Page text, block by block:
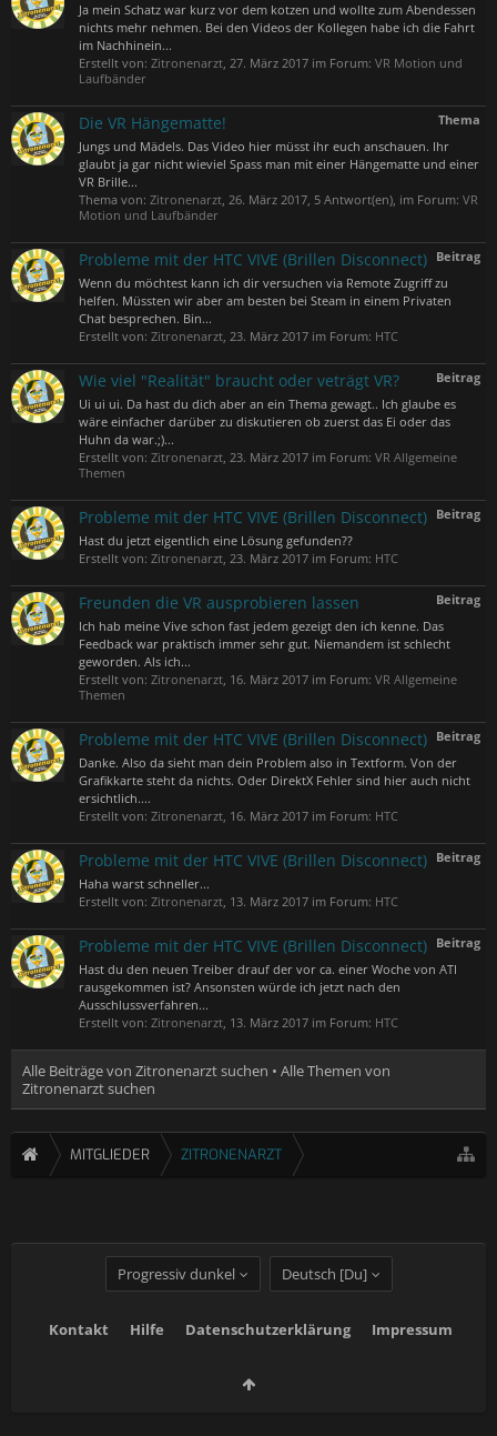
Ja mein Schatz war kurz vor dem kotzen und wollte zum Abendessen
nichts mehr nehmen. Bei den Videos der Kollegen habe ich die Fahrt
im Nachhinein...
Erstellt von: Zitronenarzt, 27. März 2017 im Forum: VR Motion und
Laufbänder
Thema
Die VR Hängematte!
Jungs und Mädels. Das Video hier müsst ihr euch anschauen. Ihr
glaubt ja gar nicht wieviel Spass man mit einer Hängematte und einer
VR Brille...
Thema von: Zitronenarzt, 26. März 2017, 5 Antwort(en), im Forum: VR
Motion und Laufbänder
Beitrag
Probleme mit der HTC VIVE (Brillen Disconnect)
Wenn du möchtest kann ich dir versuchen via Remote Zugriff zu
helfen. Müssten wir aber am besten bei Steam in einem Privaten
Chat besprechen. Bin...
Erstellt von: Zitronenarzt, 23. März 2017 im Forum: HTC
Beitrag
Wie viel "Realität" braucht oder veträgt VR?
Ui ui ui. Da hast du dich aber an ein Thema gewagt.. Ich glaube es
wäre einfacher darüber zu diskutieren ob zuerst das Ei oder das
Huhn da war.;)...
Erstellt von: Zitronenarzt, 23. März 2017 im Forum: VR Allgemeine
Themen
Beitrag
Probleme mit der HTC VIVE (Brillen Disconnect)
Hast du jetzt eigentlich eine Lösung gefunden??
Erstellt von: Zitronenarzt, 23. März 2017 im Forum: HTC
Beitrag
Freunden die VR ausprobieren lassen
Ich hab meine Vive schon fast jedem gezeigt den ich kenne. Das
Feedback war praktisch immer sehr gut. Niemandem ist schlecht
geworden. Als ich...
Erstellt von: Zitronenarzt, 16. März 2017 im Forum: VR Allgemeine
Themen
Beitrag
Probleme mit der HTC VIVE (Brillen Disconnect)
Danke. Also da sieht man dein Problem also in Textform. Von der
Grafikkarte steht da nichts. Oder DirektX Fehler sind hier auch nicht
ersichtlich....
Erstellt von: Zitronenarzt, 16. März 2017 im Forum: HTC
Beitrag
Probleme mit der HTC VIVE (Brillen Disconnect)
Haha warst schneller...
Erstellt von: Zitronenarzt, 13. März 2017 im Forum: HTC
Beitrag
Probleme mit der HTC VIVE (Brillen Disconnect)
Hast du den neuen Treiber drauf der vor ca. einer Woche von ATI
rausgekommen ist? Ansonsten würde ich jetzt nach den
Ausschlussverfahren...
Erstellt von: Zitronenarzt, 13. März 2017 im Forum: HTC
Alle Beiträge von Zitronenarzt suchen
Alle Themen von
Zitronenarzt suchen
MITGLIEDER ZITRONENARZT
Progressiv dunkel Deutsch [Du]
Kontakt Hilfe Datenschutzerklärung Impressum